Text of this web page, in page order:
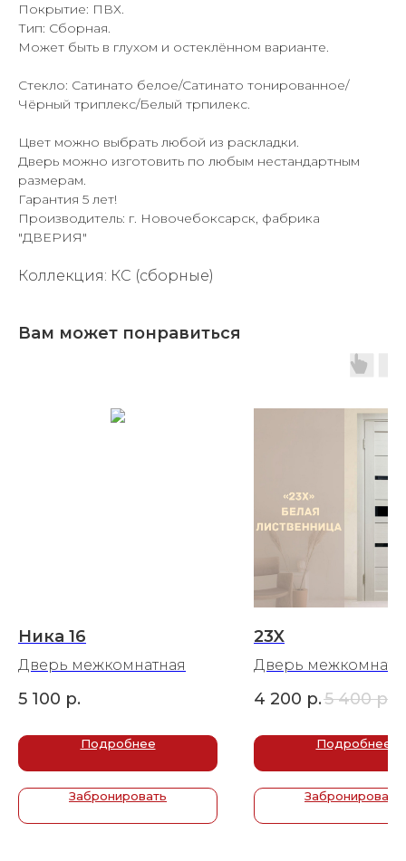
Покрытие: ПВХ.
Тип: Сборная.
Может быть в глухом и остеклённом варианте.
Стекло: Сатинато белое/Сатинато тонированное/
Чёрный триплекс/Белый трпилекс.
Цвет можно выбрать любой из раскладки.
Дверь можно изготовить по любым нестандартным
размерам.
Гарантия 5 лет!
Производитель: г. Новочебоксарск, фабрика
"ДВЕРИЯ"
Коллекция: КС (сборные)
Вам может понравиться
Ника 16
Дверь межкомнатная
5 100 р.
Подробнее
Забронировать
23X
Дверь
4 200 р.5 400 р.
Подробнее
Забронировать